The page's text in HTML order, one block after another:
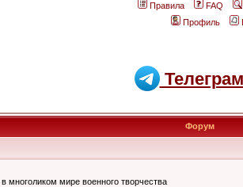
Правила FAQ
Профиль
Форум
многоликом мире военного творчества